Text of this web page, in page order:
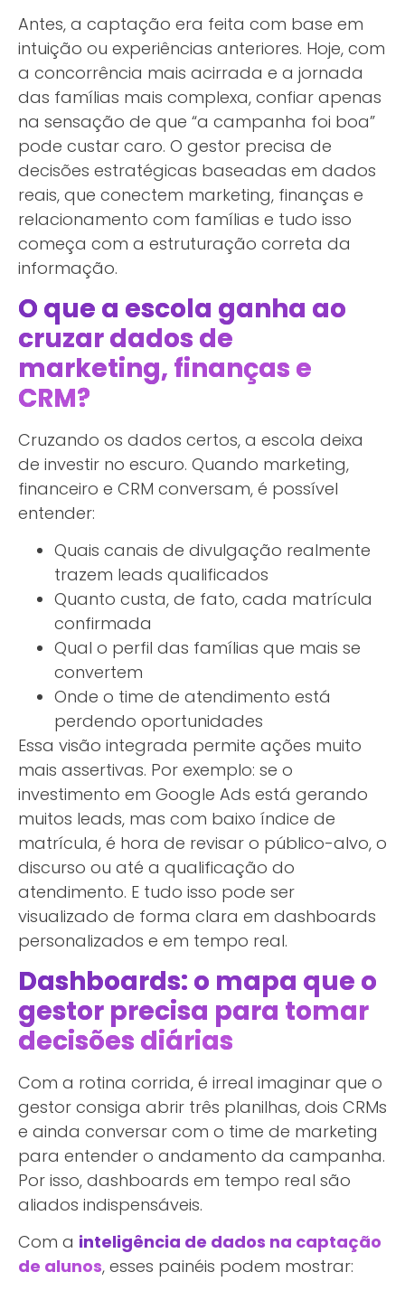
Antes, a captação era feita com base em
intuição ou experiências anteriores. Hoje, com
a concorrência mais acirrada e a jornada
das famílias mais complexa, confiar apenas
na sensação de que “a campanha foi boa”
pode custar caro. O gestor precisa de
decisões estratégicas baseadas em dados
reais, que conectem marketing, finanças e
relacionamento com famílias e tudo isso
começa com a estruturação correta da
informação.
O que a escola ganha ao
cruzar dados de
marketing, finanças e
CRM?
Cruzando os dados certos, a escola deixa
de investir no escuro. Quando marketing,
financeiro e CRM conversam, é possível
entender:
Quais canais de divulgação realmente
trazem leads qualificados
Quanto custa, de fato, cada matrícula
confirmada
Qual o perfil das famílias que mais se
convertem
Onde o time de atendimento está
perdendo oportunidades
Essa visão integrada permite ações muito
mais assertivas. Por exemplo: se o
investimento em Google Ads está gerando
muitos leads, mas com baixo índice de
matrícula, é hora de revisar o público-alvo, o
discurso ou até a qualificação do
atendimento. E tudo isso pode ser
visualizado de forma clara em dashboards
personalizados e em tempo real.
Dashboards: o mapa que o
gestor precisa para tomar
decisões diárias
Com a rotina corrida, é irreal imaginar que o
gestor consiga abrir três planilhas, dois CRMs
e ainda conversar com o time de marketing
para entender o andamento da campanha.
Por isso, dashboards em tempo real são
aliados indispensáveis.
Com a inteligência de dados na captação
de alunos, esses painéis podem mostrar: